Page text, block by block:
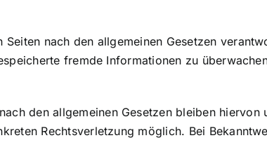
nach den allgemeinen Gesetzen
fremde Informationen zu
den allgemeinen Gesetzen bleiben hiervon
Rechtsverletzung möglich. Bei